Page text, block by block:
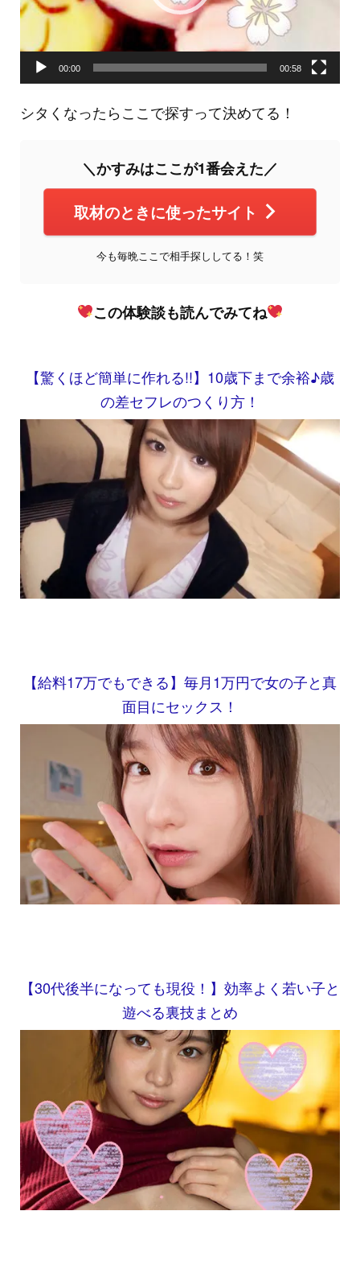
ー
00:00 00:58
シタくなったらここで探すって決めてる！
＼かすみはここが1番会えた／
取材のときに使ったサイト
今も毎晩ここで相手探ししてる！笑
この体験談も読んでみてね
【驚くほど簡単に作れる!!】10歳下まで余裕♪歳
の差セフレのつくり方！
【給料17万でもできる】毎月1万円で女の子と真
面目にセックス！
【30代後半になっても現役！】効率よく若い子と
遊べる裏技まとめ